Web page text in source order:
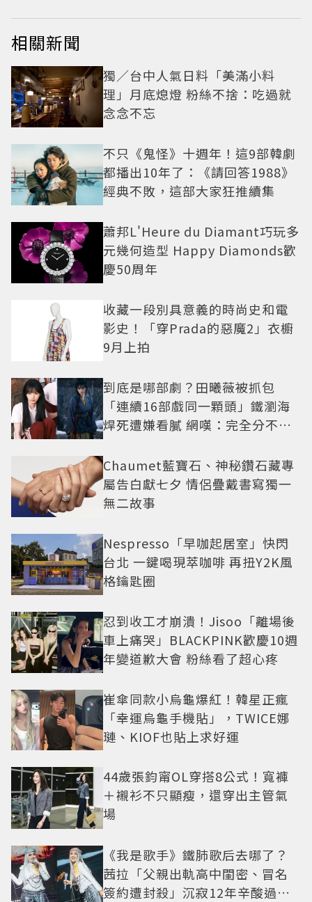
相關新聞
獨／台中人氣日料「美滿小料
理」月底熄燈 粉絲不捨：吃過就
念念不忘
不只《鬼怪》十週年！這9部韓劇
都播出10年了：《請回答1988》
經典不敗，這部大家狂推續集
蕭邦L'Heure du Diamant巧玩多
元幾何造型 Happy Diamonds歡
慶50周年
收藏一段別具意義的時尚史和電
影史！「穿Prada的惡魔2」衣櫥
9月上拍
到底是哪部劇？田曦薇被抓包
「連續16部戲同一顆頭」鐵瀏海
焊死遭嫌看膩 網嘆：完全分不出
Chaumet藍寶石、神秘鑽石藏專
屬告白獻七夕 情侶疊戴書寫獨一
無二故事
Nespresso「早咖起居室」快閃
台北 一鍵喝現萃咖啡 再扭Y2K風
格鑰匙圈
忍到收工才崩潰！Jisoo「離場後
車上痛哭」BLACKPINK歡慶10週
年變道歉大會 粉絲看了超心疼
崔傘同款小烏龜爆紅！韓星正瘋
「幸運烏龜手機貼」，TWICE娜
璉、KIOF也貼上求好運
44歲張鈞甯OL穿搭8公式！寬褲
＋襯衫不只顯瘦，還穿出主管氣
場
《我是歌手》鐵肺歌后去哪了？
茜拉「父親出軌高中閨密、冒名
簽約遭封殺」沉寂12年辛酸過往